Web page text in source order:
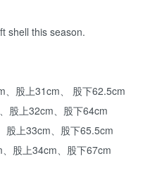
shell this season.
、股上31cm、 股下62.5cm
股上32cm、股下64cm
股上33cm、股下65.5cm
股上34cm、股下67cm